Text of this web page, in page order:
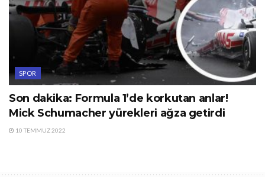
SPOR
Son dakika: Formula 1’de korkutan anlar!
Mick Schumacher yürekleri ağza getirdi
10 TEMMUZ 2022